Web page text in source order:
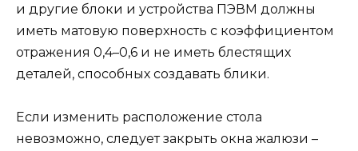
и другие блоки и устройства ПЭВМ должны
иметь матовую поверхность с коэффициентом
отражения 0,4–0,6 и не иметь блестящих
деталей, способных создавать блики.
Если изменить расположение стола
невозможно, следует закрыть окна жалюзи –